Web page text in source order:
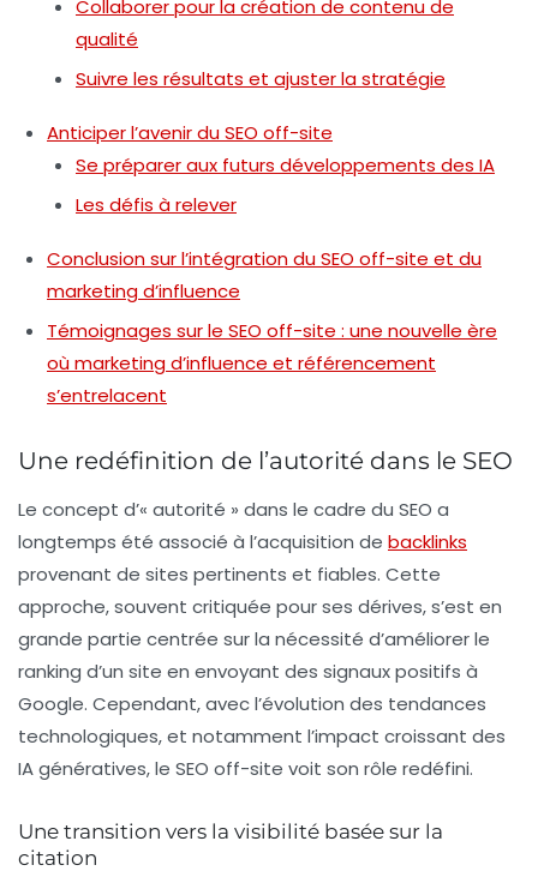
Collaborer pour la création de contenu de
qualité
Suivre les résultats et ajuster la stratégie
Anticiper l’avenir du SEO off-site
Se préparer aux futurs développements des IA
Les défis à relever
Conclusion sur l’intégration du SEO off-site et du
marketing d’influence
Témoignages sur le SEO off-site : une nouvelle ère
où marketing d’influence et référencement
s’entrelacent
Une redéfinition de l’autorité dans le SEO
Le concept d’« autorité » dans le cadre du SEO a
longtemps été associé à l’acquisition de backlinks
provenant de sites pertinents et fiables. Cette
approche, souvent critiquée pour ses dérives, s’est en
grande partie centrée sur la nécessité d’améliorer le
ranking d’un site en envoyant des signaux positifs à
Google. Cependant, avec l’évolution des tendances
technologiques, et notamment l’impact croissant des
IA génératives, le SEO off-site voit son rôle redéfini.
Une transition vers la visibilité basée sur la
citation